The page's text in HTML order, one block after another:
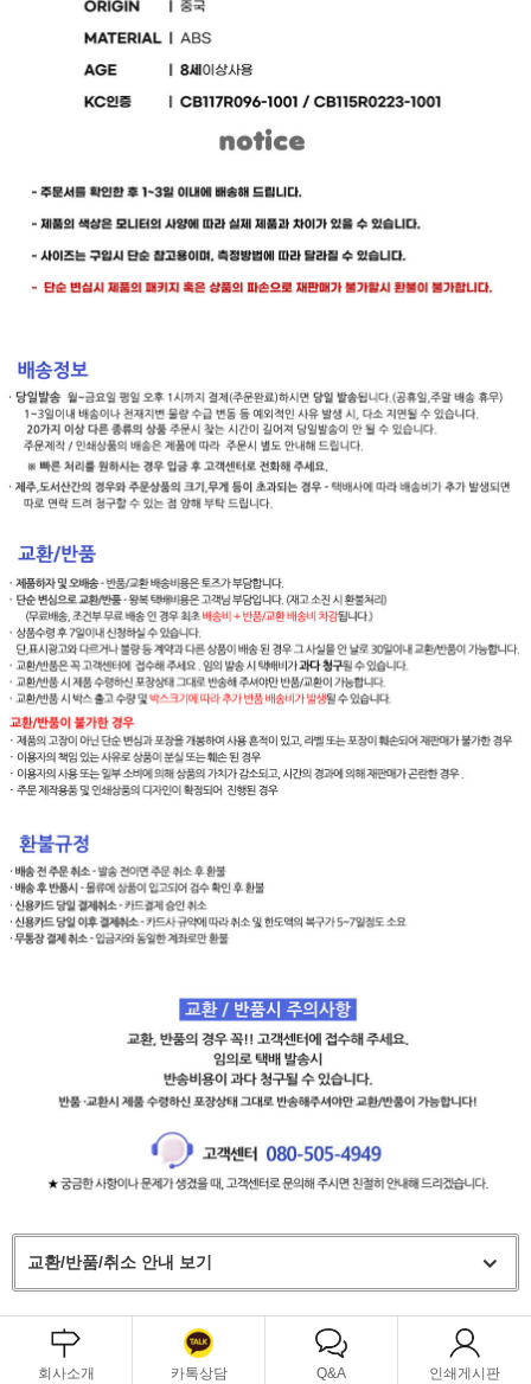
교환/반품/취소 안내 보기
회사소개 카톡상담 Q&A 인쇄게시판